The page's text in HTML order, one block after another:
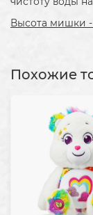
Высота мишки -
Похожие